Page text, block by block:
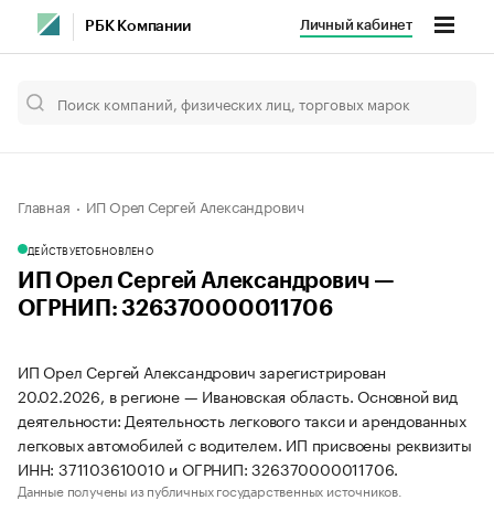
РБК Компании Личный кабинет
Главная ИП Орел Сергей Александрович
ДЕЙСТВУЕТОБНОВЛЕНО
ИП Орел Сергей Александрович —
ОГРНИП: 326370000011706
ИП Орел Сергей Александрович зарегистрирован
20.02.2026, в регионе — Ивановская область. Основной вид
деятельности: Деятельность легкового такси и арендованных
легковых автомобилей с водителем. ИП присвоены реквизиты
ИНН: 371103610010 и ОГРНИП: 326370000011706.
Данные получены из публичных государственных источников.